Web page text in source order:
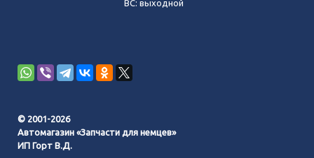
ВС: выходной
© 2001-2026
Автомагазин «Запчасти для немцев»
ИП Горт В.Д.